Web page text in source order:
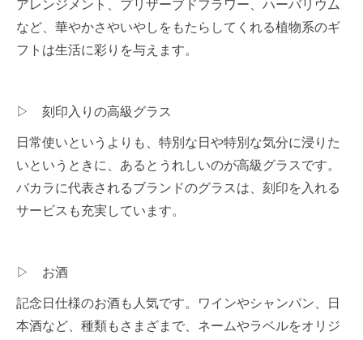
アレンジメント、プリザーブドフラワー、ハーバリウム
など、華やかさやいやしをもたらしてくれる植物系のギ
フトは生活に彩りを与えます。
▷ 刻印入りの高級グラス
日常使いというよりも、特別な日や特別な気分に浸りた
いというときに、あるとうれしいのが高級グラスです。
バカラに代表されるブランドのグラスは、刻印を入れる
サービスも充実しています。
▷ お酒
記念日仕様のお酒も人気です。ワインやシャンパン、日
本酒など、種類もさまざまで、ネームやラベルをオリジ